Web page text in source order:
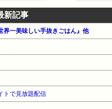
新記事
界一美味しい手抜きごはん』他
トで見放題配信